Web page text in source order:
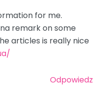
for me.
remark on some
articles is really nice
Odpowiedz